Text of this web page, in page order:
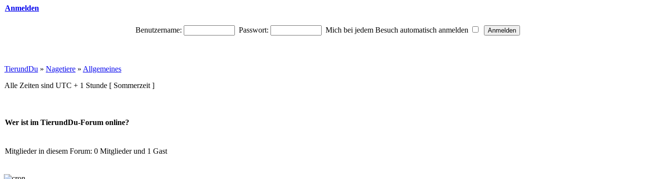
Anmelden
Benutzername: Passwort: Mich bei jedem Besuch automatisch anmelden
TierundDu » Nagetiere » Allgemeines
Alle Zeiten sind UTC + 1 Stunde [ Sommerzeit ]
Wer ist im TierundDu-Forum online?
Mitglieder in diesem Forum: 0 Mitglieder und 1 Gast